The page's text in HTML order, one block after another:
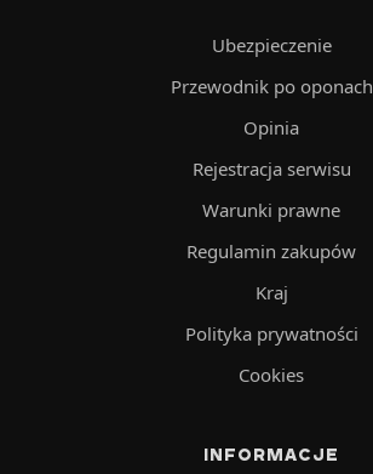
Ubezpieczenie
Przewodnik po oponach
Opinia
Rejestracja serwisu
Warunki prawne
Regulamin zakupów
Kraj
Polityka prywatności
Cookies
INFORMACJE